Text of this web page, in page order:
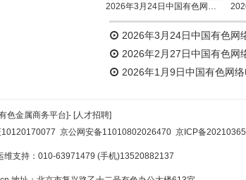
2026年3月24日中国有色网络电视新闻
2026年3月24日中国有色网
2026年2月27日中国有色网
2026年1月9日中国有色网
色金属商务平台]- [人才招聘]
10120170077 京公网安备11010802026470 京ICP备
维支持：010-63971479 (手机)13520882137